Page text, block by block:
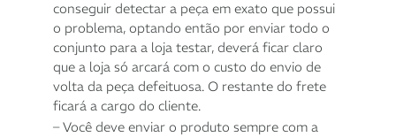
conseguir detectar a peça em exato que possui
o problema, optando então por enviar todo o
conjunto para a loja testar, deverá ficar claro
que a loja só arcará com o custo do envio de
volta da peça defeituosa. O restante do frete
ficará a cargo do cliente.
– Você deve enviar o produto sempre com a